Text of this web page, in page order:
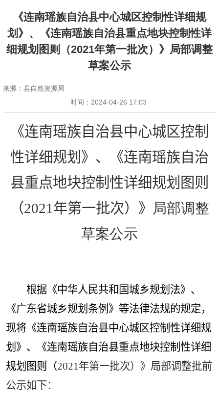
《连南瑶族自治县中心城区控制性详细规
划》、《连南瑶族自治县重点地块控制性详
细规划图则（2021年第一批次）》局部调整
草案公示
来源：县自然资源局
时间： 2024-04-26 17:03
《连南瑶族自治县中心城区控制
性详细规划》、《连南瑶族自治
县重点地块控制性详细规划图则
（2021 年第一批次）》 局部调整
草案公示
根据《中华人民共和国城乡规划法》、
《广东省城乡规划条例》等法律法规的规定，
现将《连南瑶族自治县中心城区控制性详细规
划》、《连南瑶族自治县重点地块控制性详细
规划图则（2021 年第一批次）》局部调整批前
公示如下：